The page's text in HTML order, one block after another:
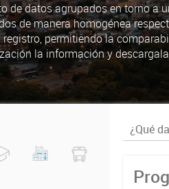
de datos agrupados en torno a
de manera homogénea
permitiendo la
la información y